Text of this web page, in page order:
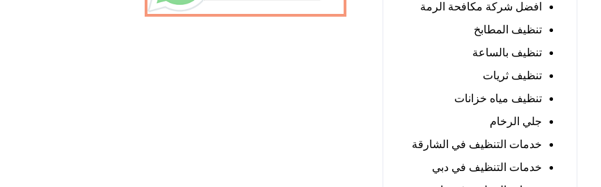
افضل شركة مكافحة الرمة
تنظيف المطابخ
تنظيف بالساعة
تنظيف ثريات
تنظيف مياه خزانات
جلي الرخام
خدمات التنظيف في الشارقة
خدمات التنظيف في دبي